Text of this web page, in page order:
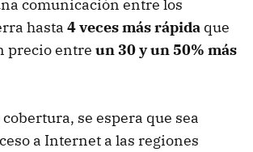
comunicación entre los
hasta 4 veces más rápida que
precio entre un 30 y un 50% más
se espera que sea
a Internet a las regiones